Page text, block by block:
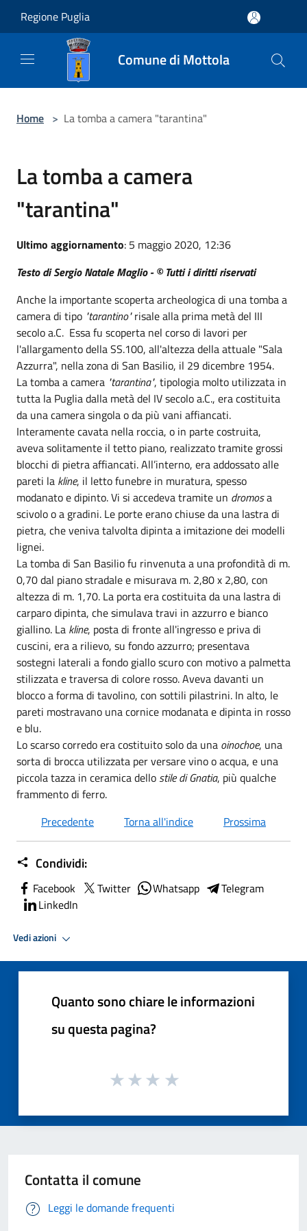
Regione Puglia
Comune di Mottola
Home > La tomba a camera "tarantina"
La tomba a camera
"tarantina"
Ultimo aggiornamento: 5 maggio 2020, 12:36
Testo di Sergio Natale Maglio - © Tutti i diritti riservati
Anche la importante scoperta archeologica di una tomba a
camera di tipo "tarantino"risale alla prima metà del III
secolo a.C. Essa fu scoperta nel corso di lavori per
l'allargamento della SS.100, all'altezza della attuale "Sala
Azzurra", nella zona di San Basilio, il 29 dicembre 1954.
La tomba a camera "tarantina", tipologia molto utilizzata in
tutta la Puglia dalla metà del IV secolo a.C., era costituita
da una camera singola o da più vani affiancati.
Interamente cavata nella roccia, o in parte costruita,
aveva solitamente il tetto piano, realizzato tramite grossi
blocchi di pietra affiancati. All’interno, era addossato alle
pareti la kline, il letto funebre in muratura, spesso
modanato e dipinto. Vi si accedeva tramite un dromosa
scivolo o a gradini. Le porte erano chiuse da una lastra di
pietra, che veniva talvolta dipinta a imitazione dei modelli
lignei.
La tomba di San Basilio fu rinvenuta a una profondità di m.
0,70 dal piano stradale e misurava m. 2,80 x 2,80, con
altezza di m. 1,70. La porta era costituita da una lastra di
carparo dipinta, che simulava travi in azzurro e bianco
giallino. La kline, posta di fronte all'ingresso e priva di
cuscini, era a rilievo, su fondo azzurro; presentava
sostegni laterali a fondo giallo scuro con motivo a palmetta
stilizzata e traversa di colore rosso. Aveva davanti un
blocco a forma di tavolino, con sottili pilastrini. In alto, le
pareti mostravano una cornice modanata e dipinta in rosso
e blu.
Lo scarso corredo era costituito solo da una oinochoe, una
sorta di brocca utilizzata per versare vino o acqua, e una
piccola tazza in ceramica dello stile di Gnatia, più qualche
frammento di ferro.
Precedente
Torna all'indice Prossima
Condividi:
Facebook Twitter Whatsapp
Telegram
LinkedIn
Vedi azioni
Quanto sono chiare le informazioni
su questa pagina?
Contatta il comune
Leggi le domande frequenti